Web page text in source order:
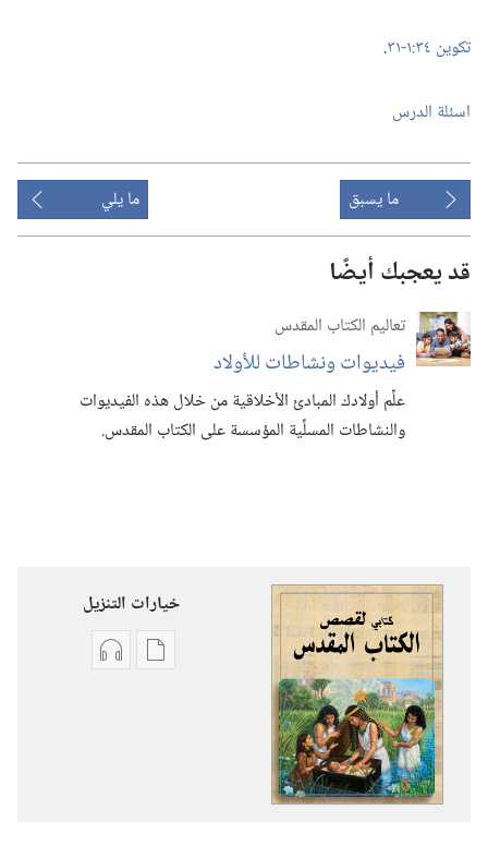
تكوين ٣٤:‏١-‏٣١ ‏.‏
اسئلة الدرس
ما يسبق ما يلي
قد يعجبك أيضًا
تعاليم الكتاب المقدس
فيديوات ونشاطات للأولاد
علِّم أولادك المبادئ الأخلاقية من خلال هذه الفيديوات
والنشاطات المسلِّية المؤسسة على الكتاب المقدس.‏
خيارات التنزيل
خياراتخيارات